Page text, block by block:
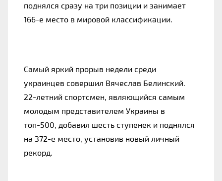
поднялся сразу на три позиции и занимает
166-е место в мировой классификации.
Самый яркий прорыв недели среди
украинцев совершил Вячеслав Белинский.
22-летний спортсмен, являющийся самым
молодым представителем Украины в
топ-500, добавил шесть ступенек и поднялся
на 372-е место, установив новый личный
рекорд.